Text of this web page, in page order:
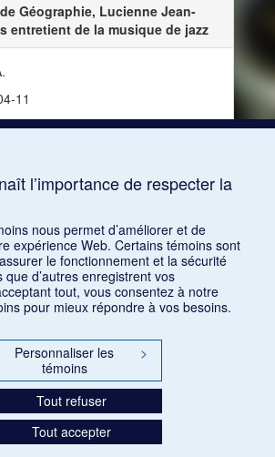
Géographie, Lucienne Jean-
entretient de la musique de jazz
11
d’Alger, vol. 18, no 7125 (11 avril
l’importance de respecter la
nous permet d’améliorer et de
expérience Web. Certains témoins sont
le fonctionnement et la sécurité
d’autres enregistrent vos
tout, vous consentez à notre
pour mieux répondre à vos besoins.
Personnaliser les
témoins
>
Tout refuser
Tout accepter